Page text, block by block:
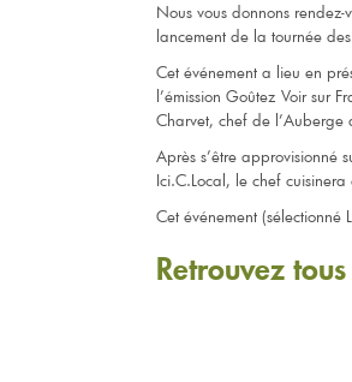
Nous vous donnons
lancement de la tournée
Cet événement a lieu en
l’émission Goûtez Voir sur
Charvet, chef de
Après s’être approvisionné
Ici.C.Local, le chef
Cet événement (sélectionné
Retrouvez